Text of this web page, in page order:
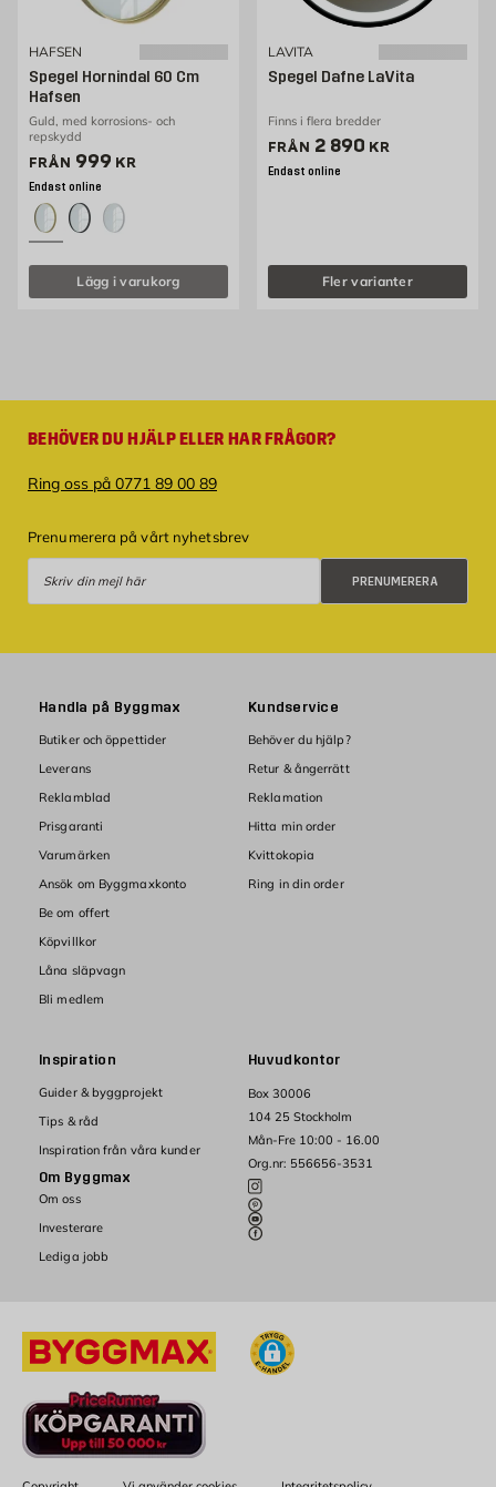
HAFSEN
Spegel Hornindal 60 Cm
Hafsen
Guld, med korrosions- och
repskydd
FRÅN Pris 999 kr
999 KR
Endast online
Lägg i varukorg
LAVITA
Spegel Dafne LaVita
Finns i flera bredder
FRÅN Pris 2890 kr
2 890 KR
Endast online
Fler varianter
BEHÖVER DU HJÄLP ELLER HAR FRÅGOR?
Ring oss på 0771 89 00 89
Prenumerera på vårt nyhetsbrev
PRENUMERERA
Huvudkontor
Box 30006
104 25 Stockholm
Mån-Fre 10:00 - 16.00
Org.nr: 556656-3531
Handla på Byggmax
Butiker och öppettider
Leverans
Reklamblad
Prisgaranti
Varumärken
Ansök om Byggmaxkonto
Be om offert
Köpvillkor
Låna släpvagn
Bli medlem
Kundservice
Behöver du hjälp?
Retur & ångerrätt
Reklamation
Hitta min order
Kvittokopia
Ring in din order
Inspiration
Guider & byggprojekt
Tips & råd
Inspiration från våra kunder
Om Byggmax
Om oss
Investerare
Lediga jobb